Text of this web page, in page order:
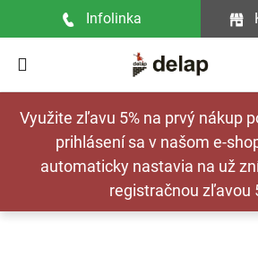
Využite zľavu 5% na prvý nákup
prihlásení sa v našom e-
automaticky nastavia na už
registračnou zľavou
Infolinka